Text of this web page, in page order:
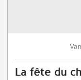
La fête du